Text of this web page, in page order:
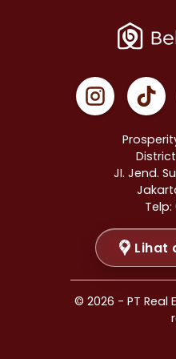
Properti Dijual di
Properti Dijual di
Properti Dijual
Properti Dijual
Properti Dijual di
Properti Dijual
Properti Dijual
Properti Dijual
Properti Dijual
Properti Dijual
Properti Dijual
Properti Dijual
Properti Dijual
District
JI. Jend.
Telp:
Lihat
© 2026 - PT Real